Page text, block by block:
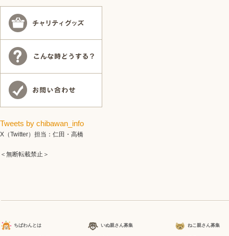
Tweets by chibawan_info
X（Twitter）担当：仁田・高橋
＜無断転載禁止＞
ちばわんとは いぬ親さん募集 ねこ親さん募集